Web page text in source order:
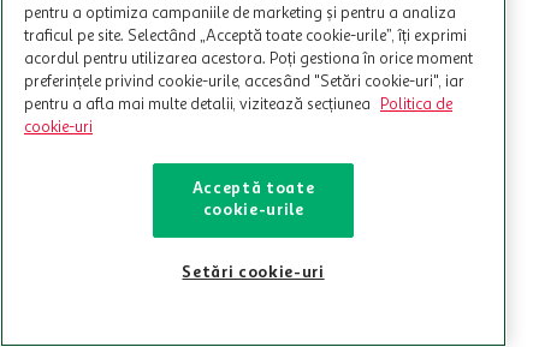
pentru a optimiza campaniile de marketing și pentru a analiza
traficul pe site. Selectând „Acceptă toate cookie-urile”, îți exprimi
acordul pentru utilizarea acestora. Poți gestiona în orice moment
preferințele privind cookie-urile, accesând "Setări cookie-uri", iar
pentru a afla mai multe detalii, vizitează secțiunea
Politica de
cookie-uri
Acceptă toate
cookie-urile
Setări cookie-uri